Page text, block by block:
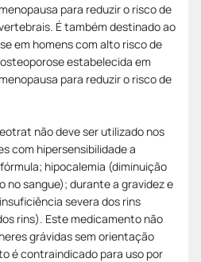
para reduzir o risco de
É também destinado ao
em homens com alto risco de
estabelecida em
para reduzir o risco de
não deve ser utilizado nos
com hipersensibilidade a
hipocalemia (diminuição
no sangue); durante a gravidez e
severa dos rins
rins). Este medicamento não
grávidas sem orientação
é contraindicado para uso por